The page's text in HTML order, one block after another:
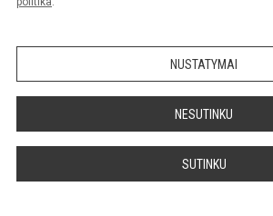
NUSTATYMAI
NESUTINKU
SUTINKU
Sumanus būdas atnaujinti